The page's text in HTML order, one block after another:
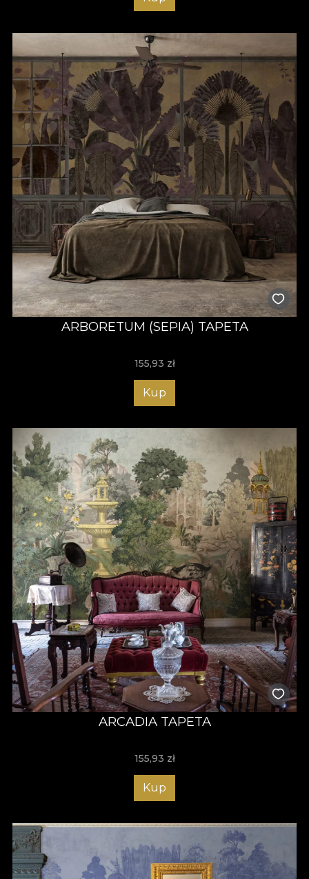
ARBORETUM (SEPIA) TAPETA
155,93 zł
Kup
ARCADIA TAPETA
155,93 zł
Kup